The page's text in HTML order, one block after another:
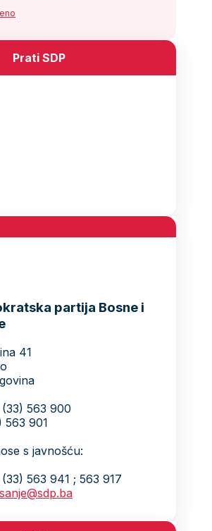
Prati SDP
partija Bosne i
41
563 900
563 901
s javnošću:
563 941 ; 563 917